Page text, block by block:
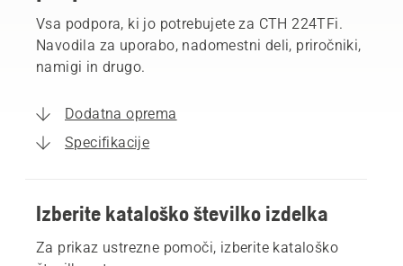
Vsa podpora, ki jo potrebujete za CTH 224TFi.
Navodila za uporabo, nadomestni deli, priročniki,
namigi in drugo.
Dodatna oprema
Specifikacije
Izberite kataloško številko izdelka
Za prikaz ustrezne pomoči, izberite kataloško